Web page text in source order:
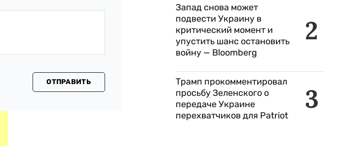
ОТПРАВИТЬ
2
Запад снова может
подвести Украину в
критический момент и
упустить шанс остановить
войну — Bloomberg
3
Трамп прокомментировал
просьбу Зеленского о
передаче Украине
перехватчиков для Patriot